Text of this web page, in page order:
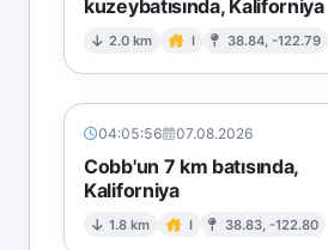
kuzeybatısında, Kaliforniya
2.0 km I 38.84, -122.79
04:05:56 07.08.2026
Cobb'un 7 km batısında,
Kaliforniya
1.8 km I 38.83, -122.80